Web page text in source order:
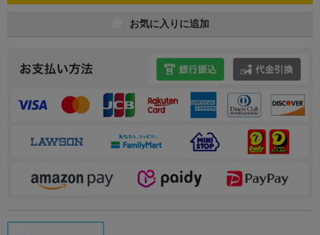
お気に入りに追加